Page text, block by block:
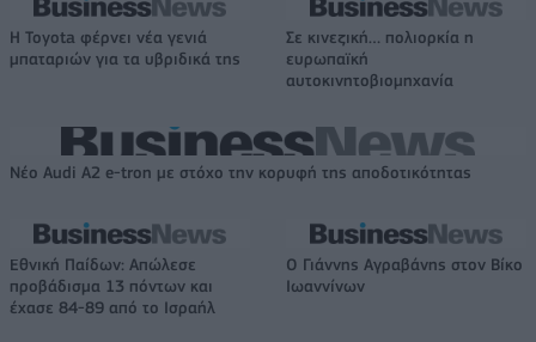
Η Toyota φέρνει νέα γενιά
μπαταριών για τα υβριδικά της
Σε κινεζική… πολιορκία η
ευρωπαϊκή
αυτοκινητοβιομηχανία
Νέο Audi A2 e-tron με στόχο την κορυφή της αποδοτικότητας
Εθνική Παίδων: Απώλεσε
προβάδισμα 13 πόντων και
έχασε 84-89 από το Ισραήλ
Ο Γιάννης Αγραβάνης στον Βίκο
Ιωαννίνων